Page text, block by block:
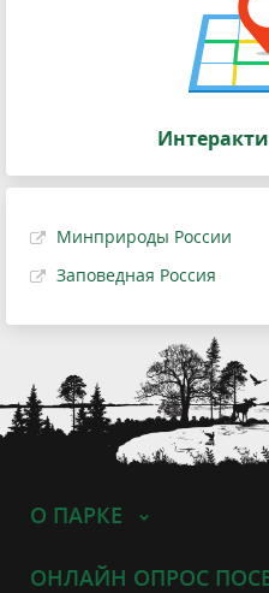
Минприроды России
Заповедная Россия
О ПАРКЕ
ОНЛАЙН ОПРОС